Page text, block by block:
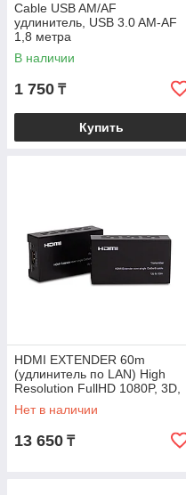
Cable USB AM/AF
удлинитель, USB 3.0 AM-AF
1,8 метра
В наличии
1 750 ₸
Купить
HDMI EXTENDER 60m
(удлинитель по LAN) High
Resolution FullHD 1080P, 3D,
DTS-HD Dolby + Power Supply
Нет в наличии
13 650 ₸